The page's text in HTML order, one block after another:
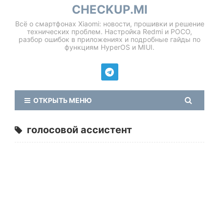
CHECKUP.MI
Всё о смартфонах Xiaomi: новости, прошивки и решение
технических проблем. Настройка Redmi и POCO,
разбор ошибок в приложениях и подробные гайды по
функциям HyperOS и MIUI.
ОТКРЫТЬ МЕНЮ
голосовой ассистент